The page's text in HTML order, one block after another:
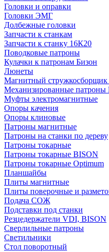
Головки и оправки
Головки ЭМГ
Долбежные головки
Запчасти к станкам
Запчасти к станку 16К20
Поводковые патроны
Кулачки к патронам Бизон
Люнеты
Магнитный стружкосборщик
Механизированные патроны
Муфты электромагнитные
Опоры качения
Опоры клиновые
Патроны магнитные
Патроны на станки по дереву
Патроны токарные
Патроны токарные BISON
Патроны токарные Optimum
Планшайбы
Плиты магнитные
Плиты поверочные и
Подача СОЖ
Подставки под станки
Резцедержатели VDI, BISON
Сверлильные патроны
Светильники
Стол поворотный